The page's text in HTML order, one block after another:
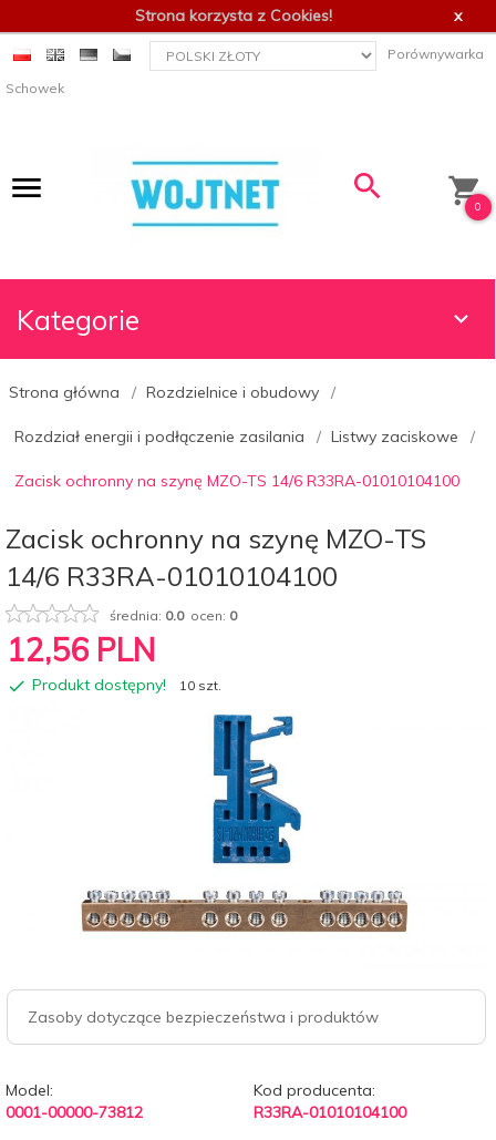
Strona korzysta z Cookies! x
currency_h Porównywarka
Schowek
0
Kategorie
Strona główna Rozdzielnice i obudowy
Rozdział energii i podłączenie zasilania Listwy zaciskowe
Zacisk ochronny na szynę MZO-TS 14/6 R33RA-01010104100
Zacisk ochronny na szynę MZO-TS
14/6 R33RA-01010104100
średnia: 0.0ocen: 0
12,56 PLN
Produkt dostępny! 10 szt.
Zasoby dotyczące bezpieczeństwa i produktów
Model:
0001-00000-73812
Kod producenta:
R33RA-01010104100